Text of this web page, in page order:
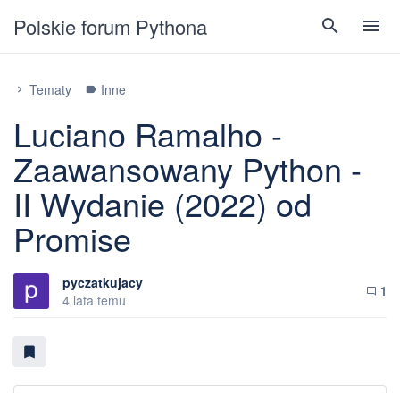
Polskie forum Pythona search menu
chevron_right Tematy label Inne
Luciano Ramalho -
Zaawansowany Python -
II Wydanie (2022) od
Promise
pyczatkujacy
4 lata temu
chat_bubble_outline 1
bookmark